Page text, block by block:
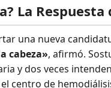
La
una nueva
cabeza», afirmó.
y dos veces
centro de